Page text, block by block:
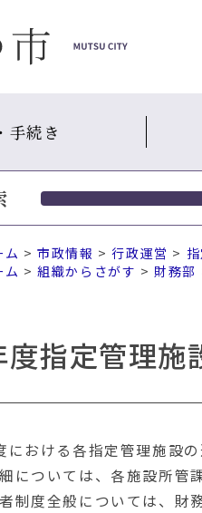
手続き
ム >市政情報 >行政運営 >
ム >組織からさがす > 財務部
度指定管理施
おける各指定管理施設の
については、各施設所管
制度全般については、財